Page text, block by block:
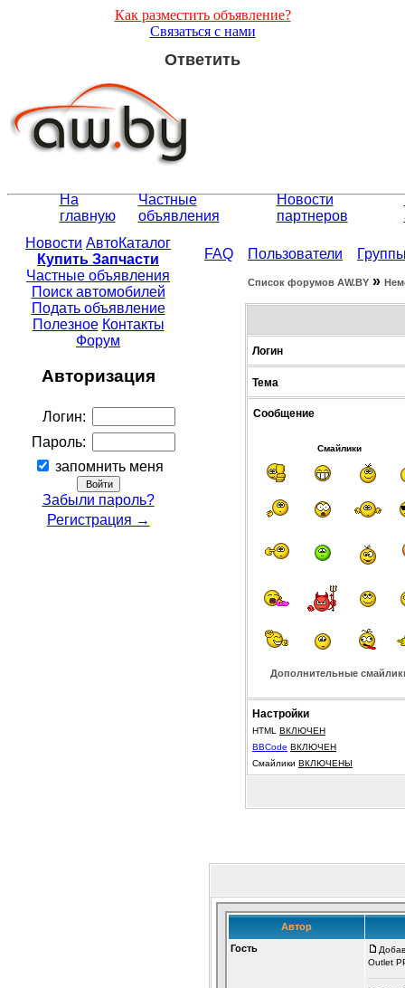
Как разместить объявление?
Связаться с нами
Ответить
На
главную
Частные
объявления
Новости
партнеров
Новости АвтоКаталог
Купить Запчасти
Частные объявления
Поиск автомобилей
Подать объявление
Полезное Контакты
Форум
Авторизация
Логин:
Пароль:
запомнить меня
Забыли пароль?
Регистрация →
FAQ Пользователи
Список форумов АW.BY »
Логин
Тема
Сообщение
Смайлики
Дополнительные
Настройки
HTML ВКЛЮЧЕН
BBCode ВКЛЮЧЕН
Смайлики ВКЛЮЧЕНЫ